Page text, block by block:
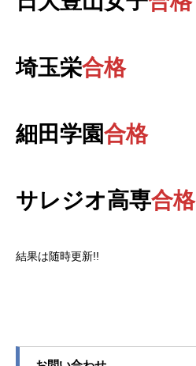
埼玉栄合格
細田学園合格
サレジオ高専合格
結果は随時更新!!